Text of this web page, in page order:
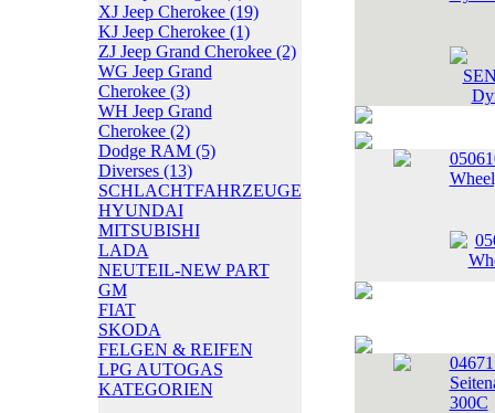
XJ Jeep Cherokee (19)
KJ Jeep Cherokee (1)
ZJ Jeep Grand Cherokee (2)
WG Jeep Grand
Cherokee (3)
WH Jeep Grand
Cherokee (2)
Dodge RAM (5)
Diverses (13)
SCHLACHTFAHRZEUGE
HYUNDAI
MITSUBISHI
LADA
NEUTEIL-NEW PART
GM
FIAT
SKODA
FELGEN & REIFEN
LPG AUTOGAS
KATEGORIEN
300C